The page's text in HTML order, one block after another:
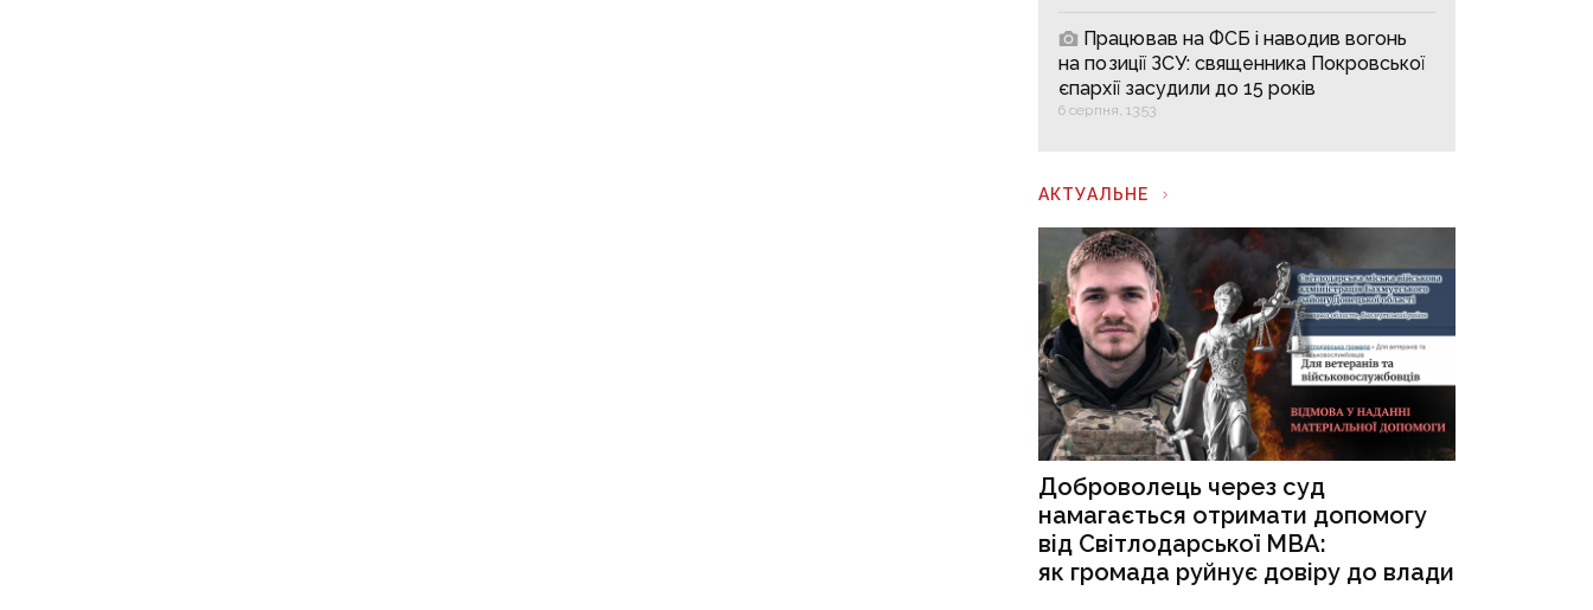
Працював на ФСБ і наводив вогонь
на позиції ЗСУ: священника Покровської
єпархії засудили до 15 років
6 серпня, 13:53
АКТУАЛЬНЕ
Доброволець через суд
намагається отримати допомогу
від Світлодарської МВА:
як громада руйнує довіру до влади